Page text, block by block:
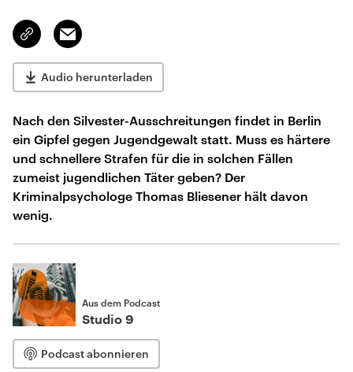
Link
kopieren/teilen
Email
Audio herunterladen
Nach den Silvester-Ausschreitungen findet in Berlin
ein Gipfel gegen Jugendgewalt statt. Muss es härtere
und schnellere Strafen für die in solchen Fällen
zumeist jugendlichen Täter geben? Der
Kriminalpsychologe Thomas Bliesener hält davon
wenig.
Aus dem Podcast
Studio 9
Podcast abonnieren